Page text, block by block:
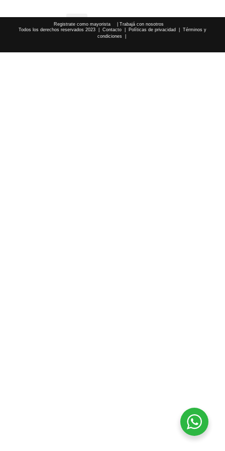
TRANSLATE
Registrate como mayorista
| Trabajá con nosotros
Todos los derechos reservados 2023 | Contacto Políticas de privacidad
Términos y
condiciones |